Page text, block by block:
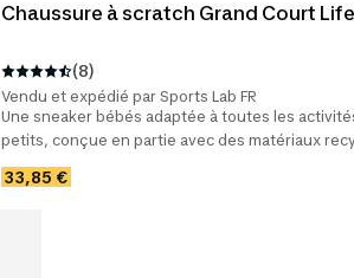
Chaussure à scratch Grand Court
(8)
Vendu et expédié par Sports Lab FR
Une sneaker bébés adaptée à toutes les
petits, conçue en partie avec des matériaux
33,85 €